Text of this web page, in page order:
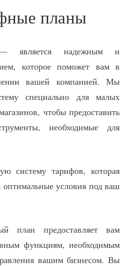
планы
надежным и
которое поможет вам в
вашей компанией. Мы
специально для малых
чтобы предоставить
необходимые для
систему тарифов, которая
оптимальные условия под ваш
план предоставляет вам
функциям, необходимым
вашим бизнесом. Вы